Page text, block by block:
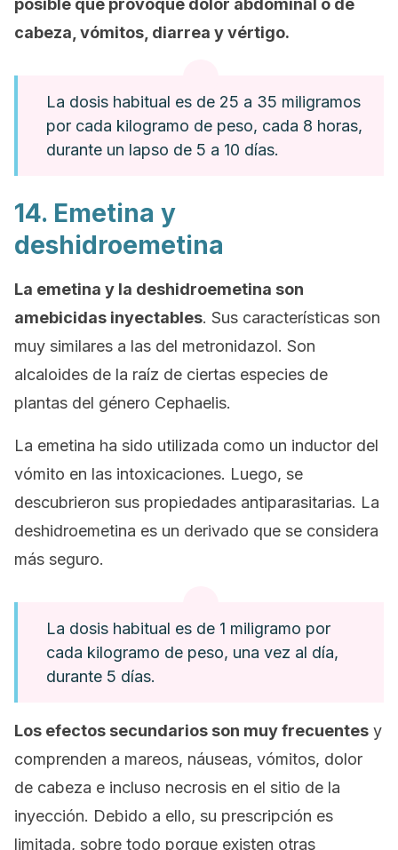
posible que provoque dolor abdominal o de
cabeza, vómitos, diarrea y vértigo.
La dosis habitual es de 25 a 35 miligramos
por cada kilogramo de peso, cada 8 horas,
durante un lapso de 5 a 10 días.
14. Emetina y
deshidroemetina
La emetina y la deshidroemetina son
amebicidas inyectables. Sus características son
muy similares a las del metronidazol. Son
alcaloides de la raíz de ciertas especies de
plantas del género Cephaelis.
La emetina ha sido utilizada como un inductor del
vómito en las intoxicaciones. Luego, se
descubrieron sus propiedades antiparasitarias. La
deshidroemetina es un derivado que se considera
más seguro.
La dosis habitual es de 1 miligramo por
cada kilogramo de peso, una vez al día,
durante 5 días.
Los efectos secundarios son muy frecuentes y
comprenden a mareos, náuseas, vómitos, dolor
de cabeza e incluso necrosis en el sitio de la
inyección. Debido a ello, su prescripción es
limitada, sobre todo porque existen otras